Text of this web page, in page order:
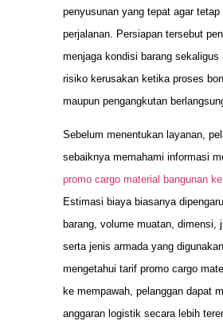
penyusunan yang tepat agar
perjalanan. Persiapan tersebut
menjaga kondisi barang sekaligus
risiko kerusakan ketika proses
maupun pengangkutan
Sebelum menentukan layanan,
sebaiknya memahami informasi
promo cargo material bangunan
Estimasi biaya biasanya
barang, volume muatan, dimensi,
serta jenis armada yang
mengetahui tarif promo cargo
ke mempawah, pelanggan dapat
anggaran logistik secara lebih